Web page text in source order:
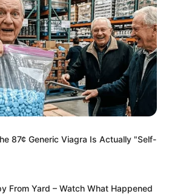
87¢ Generic Viagra Is Actually "Self-
From Yard – Watch What Happened